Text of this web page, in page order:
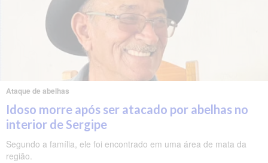
Ataque de abelhas
Idoso morre após ser atacado por abelhas no
interior de Sergipe
Segundo a família, ele foi encontrado em uma área de mata da
região.